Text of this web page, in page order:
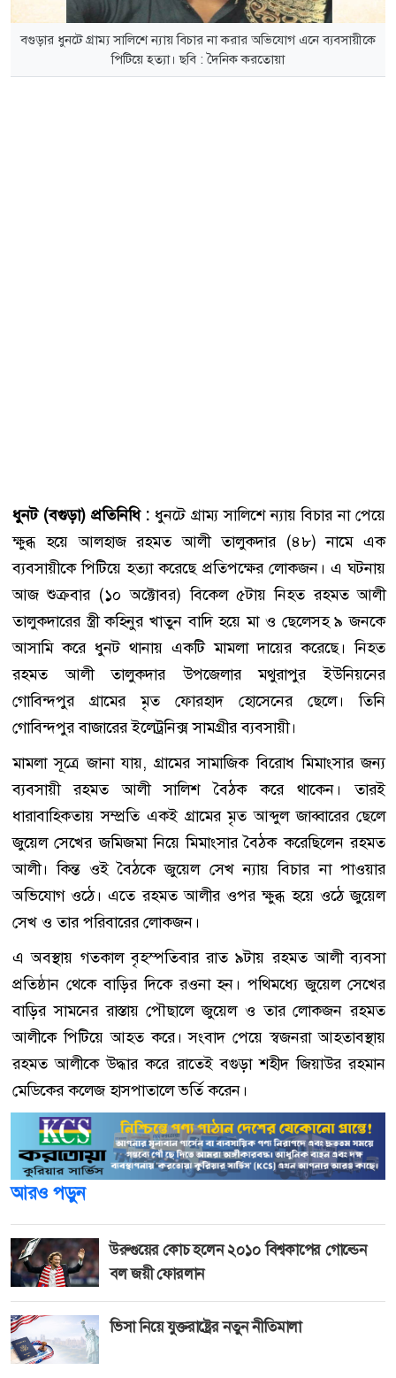
বগুড়ার ধুনটে গ্রাম্য সালিশে ন্যায় বিচার না করার অভিযোগ এনে ব্যবসায়ীকে
পিটিয়ে হত্যা। ছবি : দৈনিক করতোয়া
ধুনট (বগুড়া) প্রতিনিধি : ধুনটে গ্রাম্য সালিশে ন্যায় বিচার না পেয়ে
ক্ষুব্ধ হয়ে আলহাজ রহমত আলী তালুকদার (৪৮) নামে এক
ব্যবসায়ীকে পিটিয়ে হত্যা করেছে প্রতিপক্ষের লোকজন। এ ঘটনায়
আজ শুক্রবার (১০ অক্টোবর) বিকেল ৫টায় নিহত রহমত আলী
তালুকদারের স্ত্রী কহিনুর খাতুন বাদি হয়ে মা ও ছেলেসহ ৯ জনকে
আসামি করে ধুনট থানায় একটি মামলা দায়ের করেছে। নিহত
রহমত আলী তালুকদার উপজেলার মথুরাপুর ইউনিয়নের
গোবিন্দপুর গ্রামের মৃত ফোরহাদ হোসেনের ছেলে। তিনি
গোবিন্দপুর বাজারের ইলেট্রনিক্স সামগ্রীর ব্যবসায়ী।
মামলা সূত্রে জানা যায়, গ্রামের সামাজিক বিরোধ মিমাংসার জন্য
ব্যবসায়ী রহমত আলী সালিশ বৈঠক করে থাকেন। তারই
ধারাবাহিকতায় সম্প্রতি একই গ্রামের মৃত আব্দুল জাব্বারের ছেলে
জুয়েল সেখের জমিজমা নিয়ে মিমাংসার বৈঠক করেছিলেন রহমত
আলী। কিন্ত ওই বৈঠকে জুয়েল সেখ ন্যায় বিচার না পাওয়ার
অভিযোগ ওঠে। এতে রহমত আলীর ওপর ক্ষুব্ধ হয়ে ওঠে জুয়েল
সেখ ও তার পরিবারের লোকজন।
এ অবস্থায় গতকাল বৃহস্পতিবার রাত ৯টায় রহমত আলী ব্যবসা
প্রতিষ্ঠান থেকে বাড়ির দিকে রওনা হন। পথিমধ্যে জুয়েল সেখের
বাড়ির সামনের রাস্তায় পৌছালে জুয়েল ও তার লোকজন রহমত
আলীকে পিটিয়ে আহত করে। সংবাদ পেয়ে স্বজনরা আহতাবস্থায়
রহমত আলীকে উদ্ধার করে রাতেই বগুড়া শহীদ জিয়াউর রহমান
মেডিকের কলেজ হাসপাতালে ভর্তি করেন।
আরও পড়ুন
উরুগুয়ের কোচ হলেন ২০১০ বিশ্বকাপের গোল্ডেন
বল জয়ী ফোরলান
ভিসা নিয়ে যুক্তরাষ্ট্রের নতুন নীতিমালা